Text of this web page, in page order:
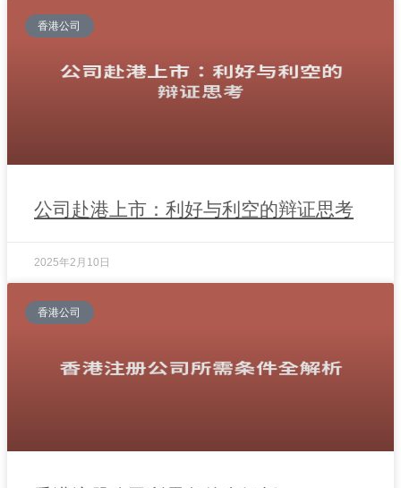
香港公司
公司赴港上市：利好与利空的辩证思考
2025年2月10日
香港公司